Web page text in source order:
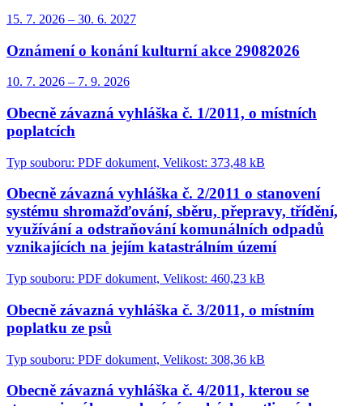
15. 7. 2026 – 30. 6. 2027
Oznámení o konání kulturní akce 29082026
10. 7. 2026 – 7. 9. 2026
Obecně závazná vyhláška č. 1/2011, o místních
poplatcích
Typ souboru: PDF dokument, Velikost: 373,48 kB
Obecně závazná vyhláška č. 2/2011 o stanovení
systému shromažďování, sběru, přepravy, třídění,
využívání a odstraňování komunálních odpadů
vznikajících na jejím katastrálním území
Typ souboru: PDF dokument, Velikost: 460,23 kB
Obecně závazná vyhláška č. 3/2011, o místním
poplatku ze psů
Typ souboru: PDF dokument, Velikost: 308,36 kB
Obecně závazná vyhláška č. 4/2011, kterou se